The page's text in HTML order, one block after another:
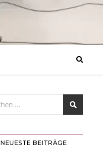
NEUESTE BEITRÄGE